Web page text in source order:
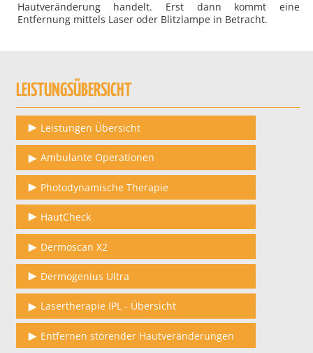
Hautveränderung handelt. Erst dann kommt eine
Entfernung mittels Laser oder Blitzlampe in Betracht.
LEISTUNGSÜBERSICHT
Leistungen Übersicht
Ambulante Operationen
Photodynamische Therapie
HautCheck
Dermoscan X2
Dermogenius Ultra
Lasertherapie IPL - Übersicht
Entfernen störender Hautveränderungen